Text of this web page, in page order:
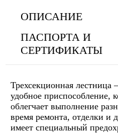
ОПИСАНИЕ
ПАСПОРТА И
СЕРТИФИКАТЫ
Трехсекционная лестница
удобное приспособление,
облегчает выполнение
время ремонта, отделки и
имеет специальный